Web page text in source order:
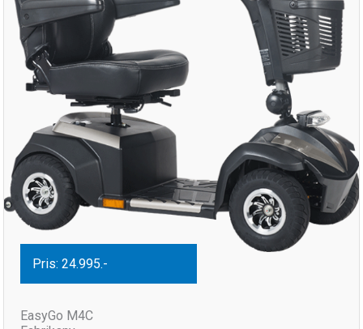
Pris: 24.995.-
EasyGo M4C